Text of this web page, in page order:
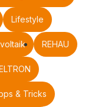
Lifestyle
REHAU
& Tricks